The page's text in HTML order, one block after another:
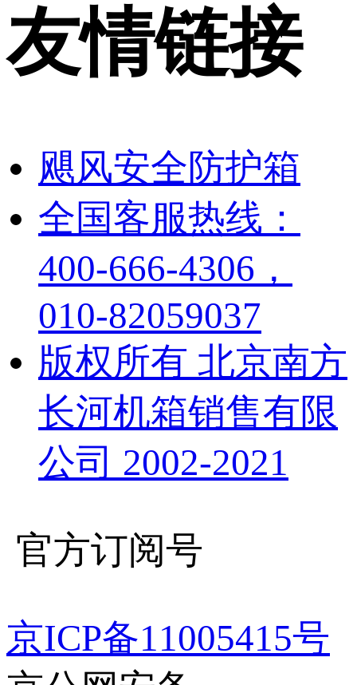
友情链接
飓风安全防护箱
全国客服热线：
400-666-4306，
010-82059037
版权所有 北京南方
长河机箱销售有限
公司 2002-2021
官方订阅号
京ICP备11005415号